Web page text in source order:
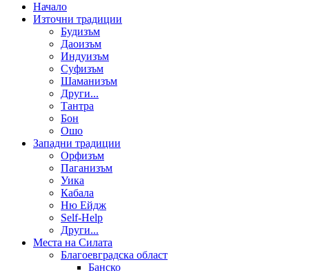
Начало
Източни традиции
Будизъм
Даоизъм
Индуизъм
Суфизъм
Шаманизъм
Други...
Тантра
Бон
Ошо
Западни традиции
Орфизъм
Паганизъм
Уика
Кабала
Ню Ейдж
Self-Help
Други...
Места на Силата
Благоевградска област
Банско